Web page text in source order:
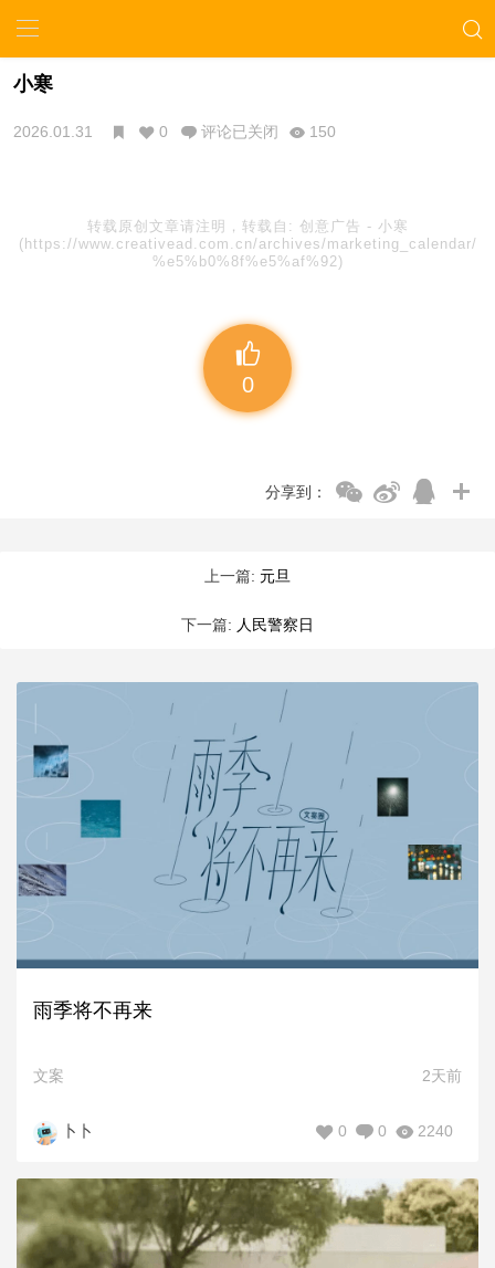
小寒
2026.01.31 0 评论已关闭 150
转载原创文章请注明，转载自: 创意广告 - 小寒
(https://www.creativead.com.cn/archives/marketing_calendar/
%e5%b0%8f%e5%af%92)
0
分享到：
上一篇: 元旦
下一篇: 人民警察日
雨季将不再来
文案 2天前
卜卜 2240
0
0